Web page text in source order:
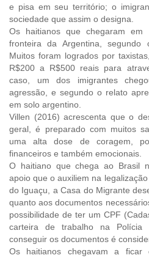
e pisa em seu território; o
sociedade que assim o designa.
Os haitianos que chegaram
fronteira da Argentina, segundo
Muitos foram logrados por
R$200 a R$500 reais para
caso, um dos imigrantes
agressão, e segundo o relato
em solo argentino.
Villen (2016) acrescenta que o
geral, é preparado com muitos
uma alta dose de coragem,
financeiros e também emocionais.
O haitiano que chega ao Brasil
apoio que o auxiliem na
do Iguaçu, a Casa do Migrante
quanto aos documentos
possibilidade de ter um CPF
carteira de trabalho na Polícia
conseguir os documentos é
Os haitianos chegavam a